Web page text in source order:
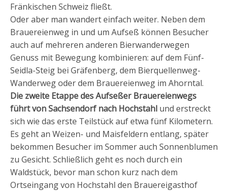
Fränkischen Schweiz fließt.
Oder aber man wandert einfach weiter. Neben dem
Brauereienweg in und um Aufseß können Besucher
auch auf mehreren anderen Bierwanderwegen
Genuss mit Bewegung kombinieren: auf dem Fünf-
Seidla-Steig bei Gräfenberg, dem Bierquellenweg-
Wanderweg oder dem Brauereienweg im Ahorntal.
Die zweite Etappe des Aufseßer Brauereienwegs
führt von Sachsendorf nach Hochstahl und erstreckt
sich wie das erste Teilstück auf etwa fünf Kilometern.
Es geht an Weizen- und Maisfeldern entlang, später
bekommen Besucher im Sommer auch Sonnenblumen
zu Gesicht. Schließlich geht es noch durch ein
Waldstück, bevor man schon kurz nach dem
Ortseingang von Hochstahl den Brauereigasthof